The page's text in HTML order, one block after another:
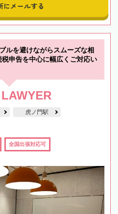
にメールする
ルを避けながらスムーズな相
申告を中心に幅広くご対応い
虎ノ門駅
全国出張対応可